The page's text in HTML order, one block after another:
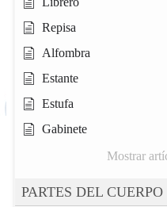
Repisa
Alfombra
Estante
Estufa
Gabinete
Mostrar
PARTES DEL CUERPO